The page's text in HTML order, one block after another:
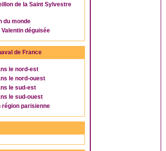
de la Saint Sylvestre
du monde
déguisée
de France
le nord-est
le nord-ouest
le sud-est
le sud-ouest
région parisienne